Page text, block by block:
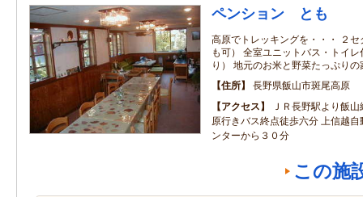
ペンション とも
高原でトレッキングを・・・ ２
も可） 全室ユニットバス・トイ
り） 地元のお米と野菜たっぷりの
住所
長野県飯山市斑尾高原
アクセス
ＪＲ長野駅より飯
原行きバス終点徒歩六分 上信越
ンターから３０分
この施